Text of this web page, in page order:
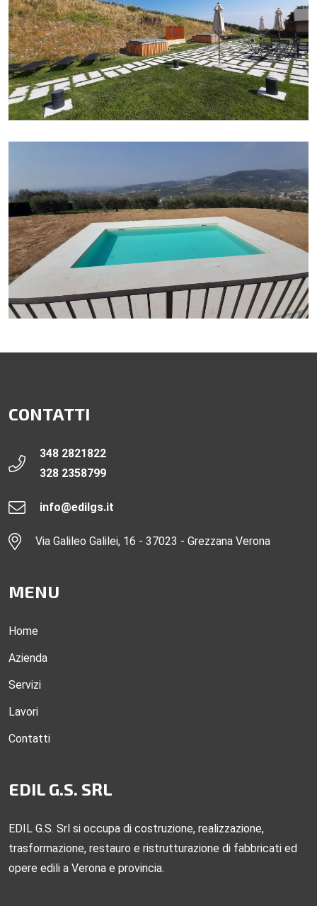
CONTATTI
348 2821822
328 2358799
info@edilgs.it
Via Galileo Galilei, 16 - 37023 - Grezzana Verona
MENU
Home
Azienda
Servizi
Lavori
Contatti
EDIL G.S. SRL
EDIL G.S. Srl si occupa di costruzione, realizzazione,
trasformazione, restauro e ristrutturazione di fabbricati ed
opere edili a Verona e provincia.